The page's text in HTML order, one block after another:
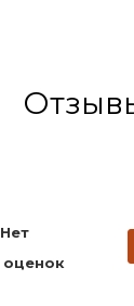
Нет
оценок